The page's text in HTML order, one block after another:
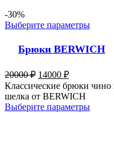
-30%
Выберите параметры
Брюки BERWICH
20000₽ 14000 ₽
Классические брюки чино
шелка от BERWICH
Выберите параметры